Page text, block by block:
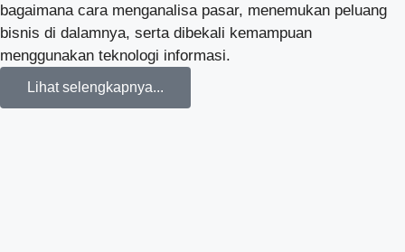
bagaimana cara menganalisa pasar, menemukan peluang
bisnis di dalamnya, serta dibekali kemampuan
menggunakan teknologi informasi.
Lihat selengkapnya...